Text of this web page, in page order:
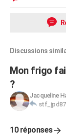
Discussions
Mon frigo
?
Jacqueline
stf_jpd87
10 réponses